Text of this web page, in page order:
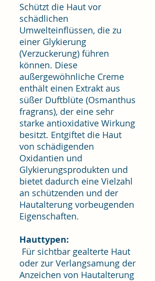
Schützt die Haut vor
schädlichen
Umwelteinflüssen, die zu
einer Glykierung
(Verzuckerung) führen
können. Diese
außergewöhnliche Creme
enthält einen Extrakt aus
süßer Duftblüte (Osmanthus
fragrans), der eine sehr
starke antioxidative Wirkung
besitzt. Entgiftet die Haut
von schädigenden
Oxidantien und
Glykierungsprodukten und
bietet dadurch eine Vielzahl
an schützenden und der
Hautalterung vorbeugenden
Eigenschaften.
Hauttypen:
Für sichtbar gealterte Haut
oder zur Verlangsamung der
Anzeichen von Hautalterung